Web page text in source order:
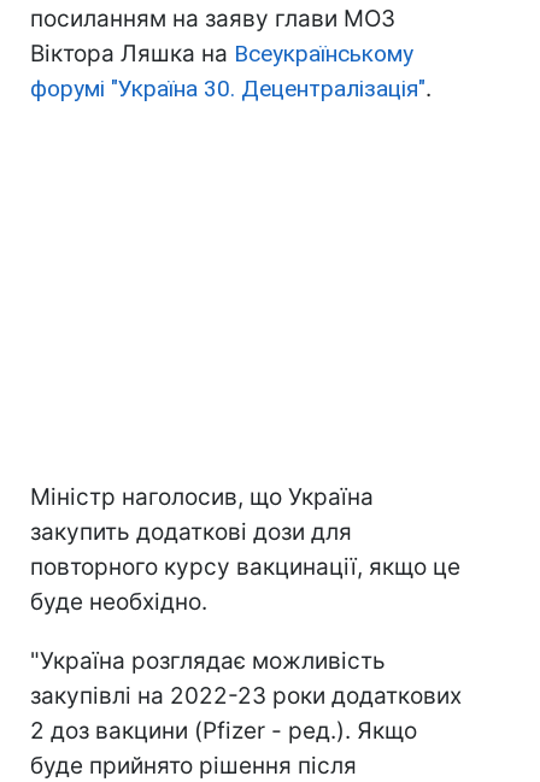
посиланням на заяву глави МОЗ
Віктора Ляшка на Всеукраїнському
форумі "Україна 30. Децентралізація".
Міністр наголосив, що Україна
закупить додаткові дози для
повторного курсу вакцинації, якщо це
буде необхідно.
"Україна розглядає можливість
закупівлі на 2022-23 роки додаткових
2 доз вакцини (Pfizer - ред.). Якщо
буде прийнято рішення після